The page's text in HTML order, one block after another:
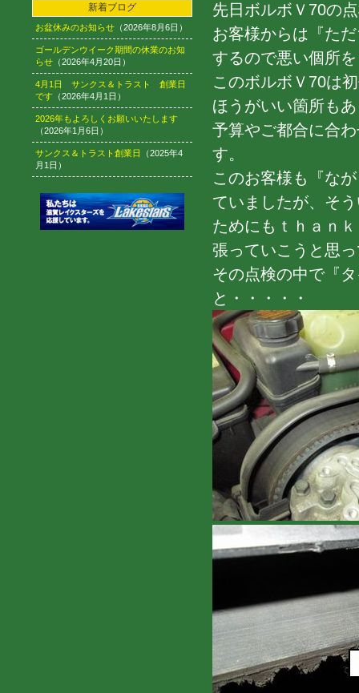
新着ブログ
お盆休みのお知らせ （2026年8月6日）
ゴールデンウイーク期間の休業のお知
らせ （2026年4月20日）
4月1日 サンクス＆トラスト 創業日
です （2026年4月1日）
2026年もよろしくお願いいたします
（2026年1月6日）
サンクス＆トラスト創業日
（2025年4
月1日）
先日ボルボＶ70の
お客様からは『た
するので悪い個所
このボルボＶ70は
ほうがいい箇所も
予算やご都合に合
す。
このお客様も『な
ていましたが、そ
ためにもｔｈａｎ
張っていこうと思
その点検の中で『
と・・・・・